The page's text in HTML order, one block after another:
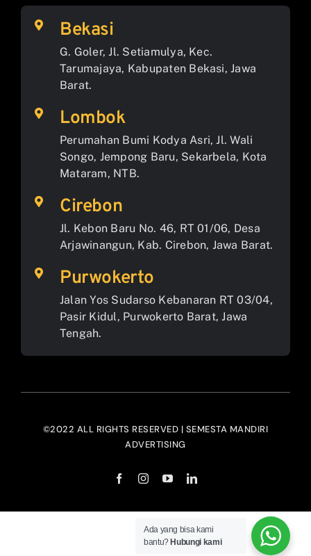
Bekasi
G. Goler, Jl. Setiamulya, Kec.
Tarumajaya, Kabupaten Bekasi, Jawa
Barat.
Lombok
Perumahan Bumi Kodya Asri, Jl. Wali
Songo, Jempong Baru, Sekarbela, Kota
Mataram, NTB.
Cirebon
Jl. Kebon Baru No. 46, RT 01/06, Desa
Arjawinangun, Kab. Cirebon, Jawa Barat.
Purwokerto
Jalan Yos Sudarso Kebanaran RT 03/04,
Pasir Kidul, Purwokerto Barat, Jawa
Tengah.
©2022 ALL RIGHTS RESERVED | SEMESTA MANDIRI
ADVERTISING
Ada yang bisa kami
bantu? Hubungi kami